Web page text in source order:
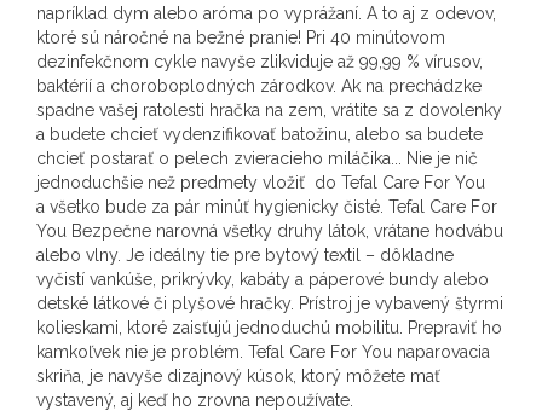
napríklad dym alebo aróma po vyprážaní. A to aj z odevov,
ktoré sú náročné na bežné pranie! Pri 40 minútovom
dezinfekčnom cykle navyše zlikviduje až 99,99 % vírusov,
baktérií a choroboplodných zárodkov. Ak na prechádzke
spadne vašej ratolesti hračka na zem, vrátite sa z dovolenky
a budete chcieť vydenzifikovať batožinu, alebo sa budete
chcieť postarať o pelech zvieracieho miláčika... Nie je nič
jednoduchšie než predmety vložiť do Tefal Care For You
a všetko bude za pár minúť hygienicky čisté. Tefal Care For
You Bezpečne narovná všetky druhy látok, vrátane hodvábu
alebo vlny. Je ideálny tie pre bytový textil – dôkladne
vyčistí vankúše, prikrývky, kabáty a páperové bundy alebo
detské látkové či plyšové hračky. Prístroj je vybavený štyrmi
kolieskami, ktoré zaisťujú jednoduchú mobilitu. Prepraviť ho
kamkoľvek nie je problém. Tefal Care For You naparovacia
skriňa, je navyše dizajnový kúsok, ktorý môžete mať
vystavený, aj keď ho zrovna nepoužívate.